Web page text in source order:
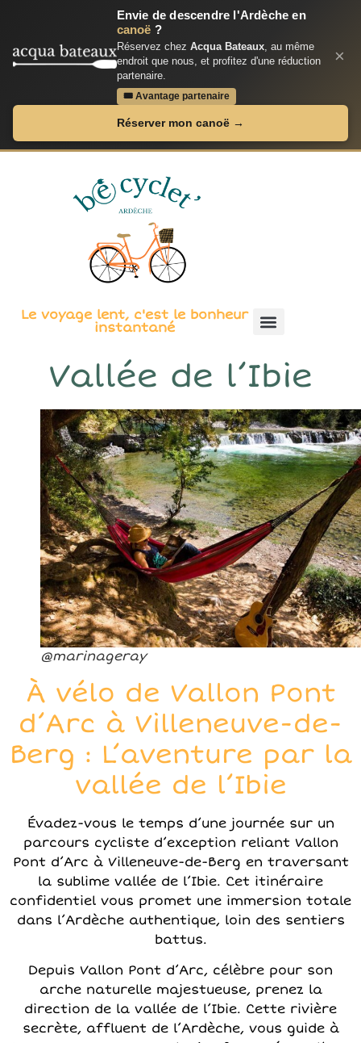
Envie de descendre l'Ardèche en
canoë ?
Réservez chez Acqua Bateaux, au même
endroit que nous, et profitez d'une réduction
partenaire.
🎟 Avantage partenaire
Réserver mon canoë →
×
Le voyage lent, c'est le bonheur
instantané
Vallée de l’Ibie
@marinageray
À vélo de Vallon Pont
d’Arc à Villeneuve-de-
Berg : L’aventure par la
vallée de l’Ibie
Évadez-vous le temps d’une journée sur un
parcours cycliste d’exception reliant Vallon
Pont d’Arc à Villeneuve-de-Berg en traversant
la sublime vallée de l’Ibie. Cet itinéraire
confidentiel vous promet une immersion totale
dans l’Ardèche authentique, loin des sentiers
battus.
Depuis Vallon Pont d’Arc, célèbre pour son
arche naturelle majestueuse, prenez la
direction de la vallée de l’Ibie. Cette rivière
secrète, affluent de l’Ardèche, vous guide à